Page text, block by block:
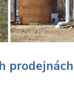
LUXY
kalhoty s
kapsa na zip,
do gumy Materiál:
šedo-červená
prodejnách